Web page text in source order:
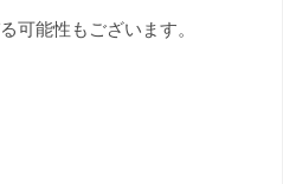
可能性もございます。